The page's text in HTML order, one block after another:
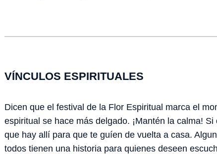
VÍNCULOS ESPIRITUALES
Dicen que el festival de la Flor Espiritual marca el
espiritual se hace más delgado. ¡Mantén la calma!
que hay allí para que te guíen de vuelta a casa.
todos tienen una historia para quienes deseen